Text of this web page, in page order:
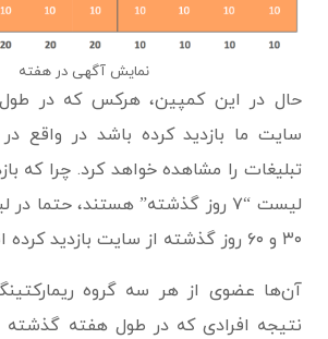
نمایش آگهی در هفته
تبلیغات را مشاهده خواهد کرد. چرا که
لیست “۷ روز گذشته” هستند، حتما
۳۰ و ۶۰ روز گذشته از سایت بازدید کرده اند نیز هستند.
آن‌ها عضوی از هر سه گروه
نتیجه افرادی که در طول هفته گذشته